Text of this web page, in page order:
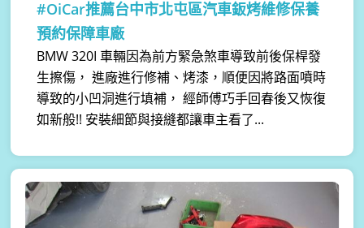
#OiCar推薦台中市北屯區汽車鈑烤維修保養
預約保障車廠
BMW 320I 車輛因為前方緊急煞車導致前後保桿發
生擦傷， 進廠進行修補、烤漆，順便因將路面噴時
導致的小凹洞進行填補， 經師傅巧手回春後又恢復
如新般!! 安裝細節與接縫都讓車主看了...